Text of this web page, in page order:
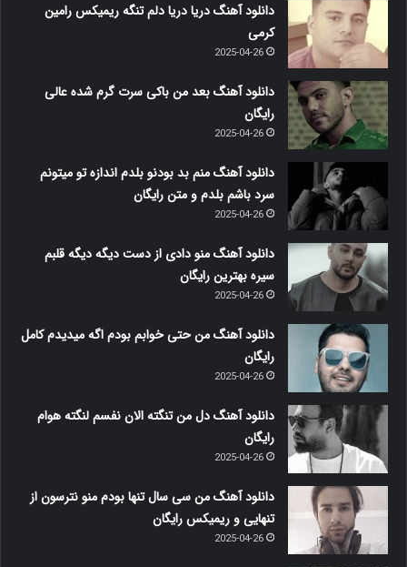
دانلود آهنگ دریا دریا دلم تنگه ریمیکس رامین
کرمی
2025-04-26
دانلود آهنگ بعد من باکی سرت گرم شده عالی
رایگان
2025-04-26
دانلود آهنگ منم بد بودنو بلدم اندازه تو میتونم
سرد باشم بلدم و متن رایگان
2025-04-26
دانلود آهنگ منو دادی از دست دیگه دیگه قلبم
سیره بهترین رایگان
2025-04-26
دانلود آهنگ من حتی خوابم بودم اگه میدیدم کامل
رایگان
2025-04-26
دانلود آهنگ دل من تنگته الان نفسم لنگته هوام
رایگان
2025-04-26
دانلود آهنگ من سی سال تنها بودم منو نترسون از
تنهایی و ریمیکس رایگان
2025-04-26